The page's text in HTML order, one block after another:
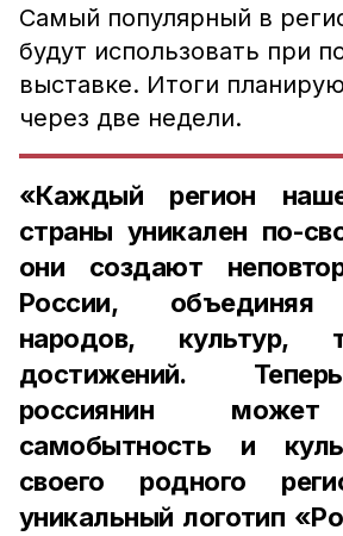
Самый популярный в
будут использовать при
выставке. Итоги
через две недели.
«Каждый регион
страны уникален по-
они создают
России, объединяя
народов, культур,
достижений.
россиянин может
самобытность и
своего родного
уникальный логотип